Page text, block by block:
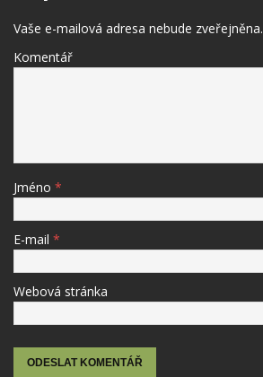
Vaše e-mailová adresa nebude zveřejněna.
Komentář
Jméno *
E-mail *
Webová stránka